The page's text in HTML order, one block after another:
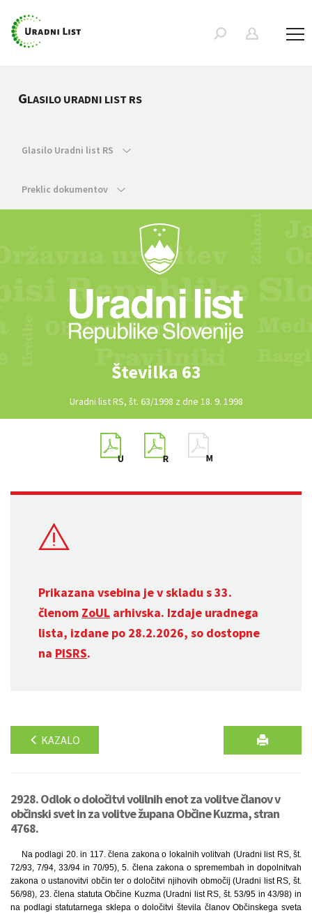
GLASILO URADNI LIST RS
Glasilo Uradni list RS
Preklic dokumentov
Številka 63
Uradni list RS, št. 63/1998 z dne 18. 9. 1998
Prikazana vsebina je v skladu s 33.
členom ZoUL arhivska. Izdaje uradnega
lista, izdane po 28.2.2026, so dostopne
na PISRS.
KAZALO
2928. Odlok o določitvi volilnih enot za volitve članov v
občinski svet in za volitve župana Občine Kuzma, stran
4768.
Na podlagi 20. in 117. člena zakona o lokalnih volitvah (Uradni list RS, št.
72/93, 7/94, 33/94 in 70/95), 5. člena zakona o spremembah in dopolnitvah
zakona o ustanovitvi občin ter o določitvi njihovih območij (Uradni list RS, št.
56/98), 23. člena statuta Občine Kuzma (Uradni list RS, št. 53/95 in 43/98) in
na podlagi statutarnega sklepa o določitvi števila članov Občinskega sveta